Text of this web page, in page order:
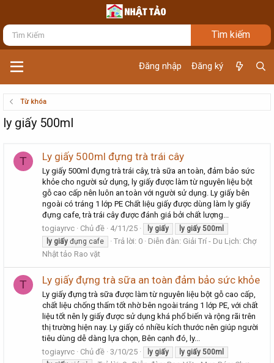
Đăng nhập Đăng ký
Từ khóa
ly giấy 500ml
T Ly giấy 500ml đựng trà trái cây
Ly giấy 500ml đựng trà trái cây, trà sữa an toàn, đảm bảo sức
khỏe cho người sử dụng, ly giấy được làm từ nguyên liệu bột
gỗ cao cấp nên luôn an toàn với người sử dụng. Ly giấy bên
ngoài có tráng 1 lớp PE Chất liệu giấy được dùng làm ly giấy
đựng cafe, trà trái cây được đánh giá bởi chất lượng...
togiayrvc
Chủ đề 4/11/25 ly giấy ly giấy 500ml
ly giấy đựng cafe Trả lời: 0 Diễn đàn: Giải Trí - Du Lịch: Chợ
Nhật tảo Rao vặt
T Ly giấy đựng trà sữa an toàn đảm bảo sức khỏe
Ly giấy đựng trà sữa được làm từ nguyên liệu bột gỗ cao cấp,
chất liệu chống thấm tốt nhờ bên ngoài tráng 1 lớp PE, với chất
liệu tốt nên ly giấy được sử dụng khá phổ biến và rộng rãi trên
thị trường hiện nay. Ly giấy có nhiều kích thước nên giúp người
tiêu dùng dễ dàng lựa chọn, Bên cạnh đó, ly...
togiayrvc
Chủ đề 3/10/25 ly giấy ly giấy 500ml